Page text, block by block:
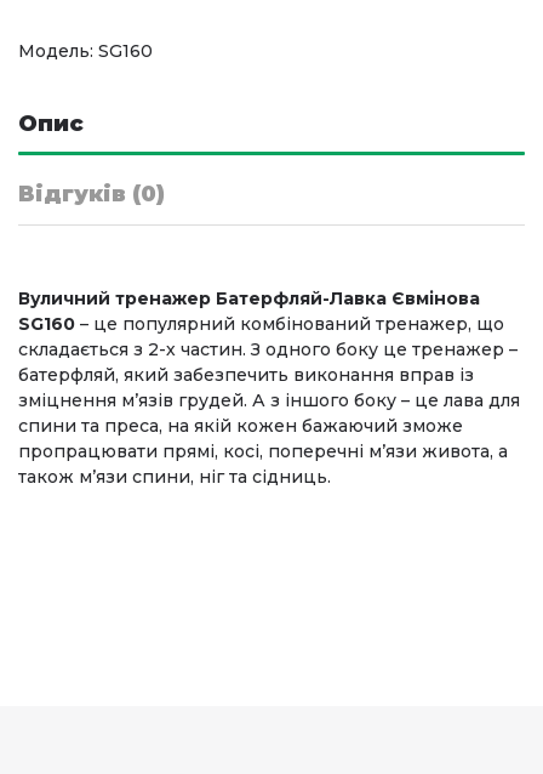
Модель: SG160
Опис
Відгуків (0)
Вуличний тренажер Батерфляй-Лавка Євмінова
SG160 – це популярний комбінований тренажер, що
складається з 2-х частин. З одного боку це тренажер –
батерфляй, який забезпечить виконання вправ із
зміцнення м’язів грудей. А з іншого боку – це лава для
спини та преса, на якій кожен бажаючий зможе
пропрацювати прямі, косі, поперечні м’язи живота, а
також м’язи спини, ніг та сідниць.